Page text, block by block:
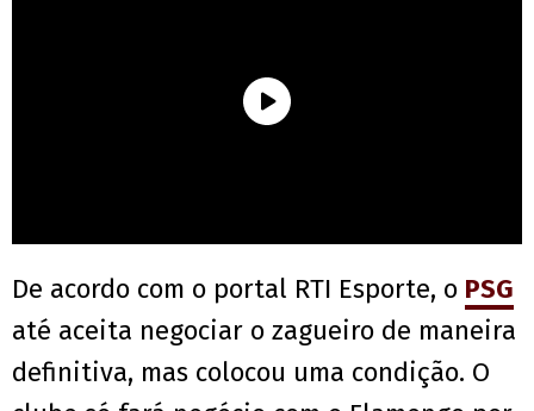
De acordo com o portal RTI Esporte, o PSG
até aceita negociar o zagueiro de maneira
definitiva, mas colocou uma condição. O